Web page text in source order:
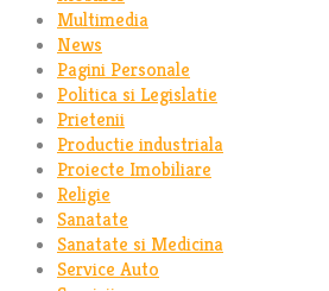
Multimedia
News
Pagini Personale
Politica si Legislatie
Prietenii
Productie industriala
Proiecte Imobiliare
Religie
Sanatate
Sanatate si Medicina
Service Auto